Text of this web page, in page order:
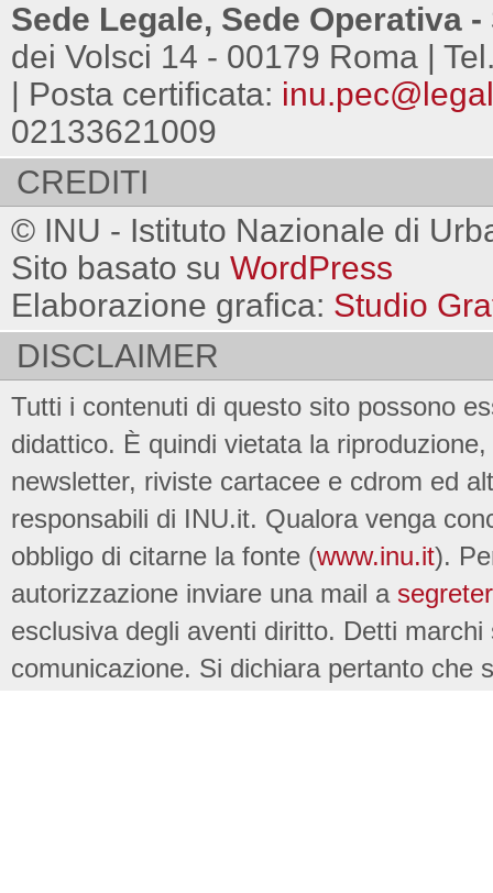
Sede Legale, Sede Operativa
dei Volsci 14 - 00179 Roma |
| Posta certificata:
02133621009
CREDITI
© INU - Istituto Nazionale di
Sito basato su WordPress
Elaborazione grafica: Studio
DISCLAIMER
Tutti i contenuti di questo sito possono
didattico. È quindi vietata la
newsletter, riviste cartacee e cdrom ed
responsabili di INU.it. Qualora venga
obbligo di citarne la fonte (www.inu.it).
autorizzazione inviare una mail a
esclusiva degli aventi diritto. Detti
comunicazione. Si dichiara pertanto che